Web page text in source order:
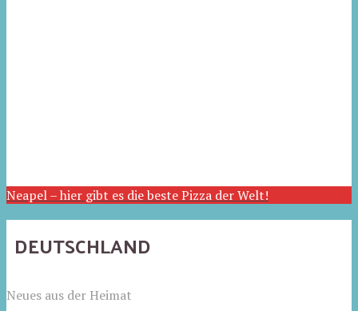
Neapel – hier gibt es die beste Pizza der Welt!
DEUTSCHLAND
Neues aus der Heimat